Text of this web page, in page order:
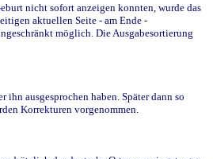
nicht sofort anzeigen konnten, wurde das
aktuellen Seite - am Ende -
möglich. Die Ausgabesortierung
ausgesprochen haben. Später dann so
Korrekturen vorgenommen.